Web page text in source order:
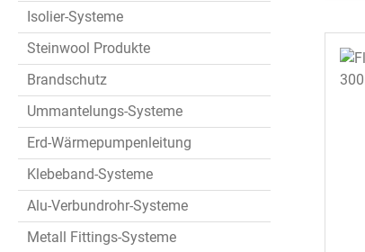
Isolier-Systeme
Steinwool Produkte
Brandschutz
Ummantelungs-Systeme
Erd-Wärmepumpenleitung
Klebeband-Systeme
Alu-Verbundrohr-Systeme
Metall Fittings-Systeme